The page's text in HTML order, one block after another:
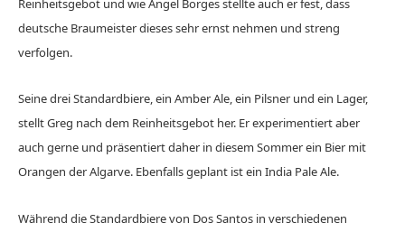
deutsche Braumeister dieses sehr ernst nehmen und streng
verfolgen.
Seine drei Standardbiere, ein Amber Ale, ein Pilsner und ein Lager,
stellt Greg nach dem Reinheitsgebot her. Er experimentiert aber
auch gerne und präsentiert daher in diesem Sommer ein Bier mit
Orangen der Algarve. Ebenfalls geplant ist ein India Pale Ale.
Während die Standardbiere von Dos Santos in verschiedenen